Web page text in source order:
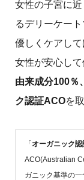
女性の子宮に
るデリーケー
優しくケアし
女性が安心して
由来成分100％
ク認証ACOを
「オーガニック
ACO(Australian
ガニック基準の